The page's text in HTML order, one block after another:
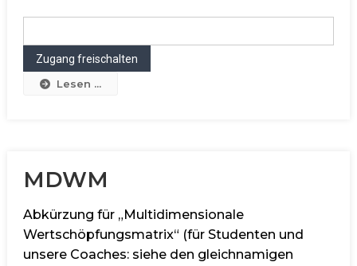
Lesen ...
MDWM
Abkürzung für „Multidimensionale
Wertschöpfungsmatrix“ (für Studenten und
unsere Coaches: siehe den gleichnamigen